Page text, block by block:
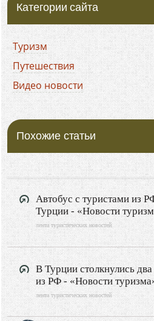
Категории сайта
Туризм
Путешествия
Видео новости
Похожие статьи
Автобус с туристами из
Турции - «Новости
лента туристических новостей
В Турции столкнулись
из РФ - «Новости
лента туристических новостей